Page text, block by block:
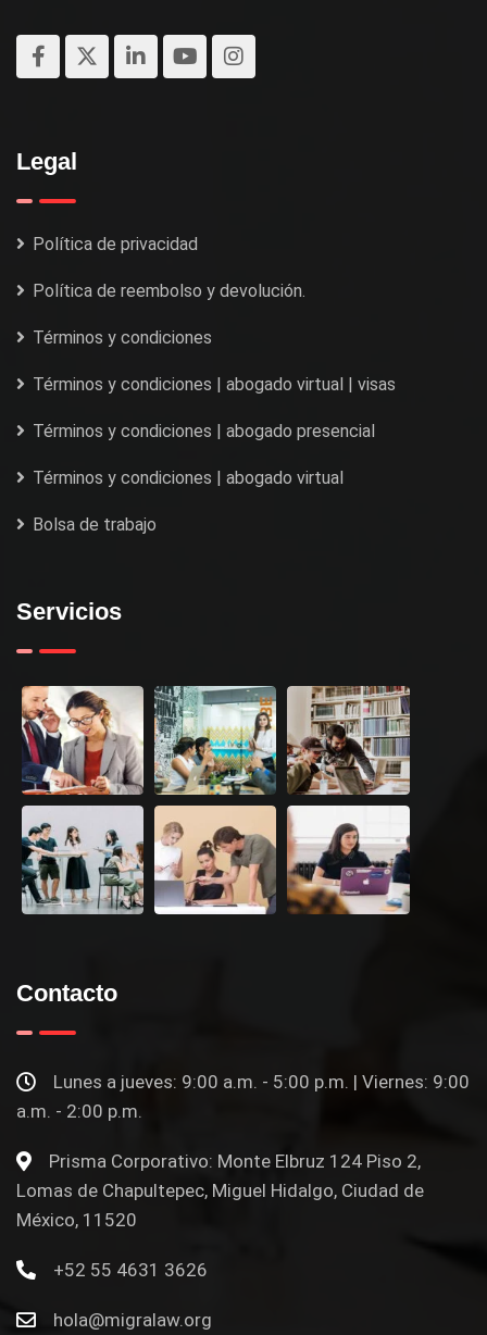
Legal
Política de privacidad
Política de reembolso y devolución.
Términos y condiciones
Términos y condiciones | abogado virtual | visas
Términos y condiciones | abogado presencial
Términos y condiciones | abogado virtual
Bolsa de trabajo
Servicios
Contacto
Lunes a jueves: 9:00 a.m. - 5:00 p.m. | Viernes: 9:00
a.m. - 2:00 p.m.
Prisma Corporativo: Monte Elbruz 124 Piso 2,
Lomas de Chapultepec, Miguel Hidalgo, Ciudad de
México, 11520
+52 55 4631 3626
hola@migralaw.org